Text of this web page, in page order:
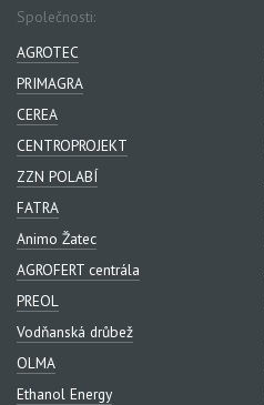
Společnosti:
AGROTEC
PRIMAGRA
CEREA
CENTROPROJEKT
ZZN POLABÍ
FATRA
Animo Žatec
AGROFERT centrála
PREOL
Vodňanská drůbež
OLMA
Ethanol Energy